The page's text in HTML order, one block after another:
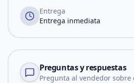
Entrega
Entrega inmediata
Preguntas y respuestas
Pregunta al vendedor sobre